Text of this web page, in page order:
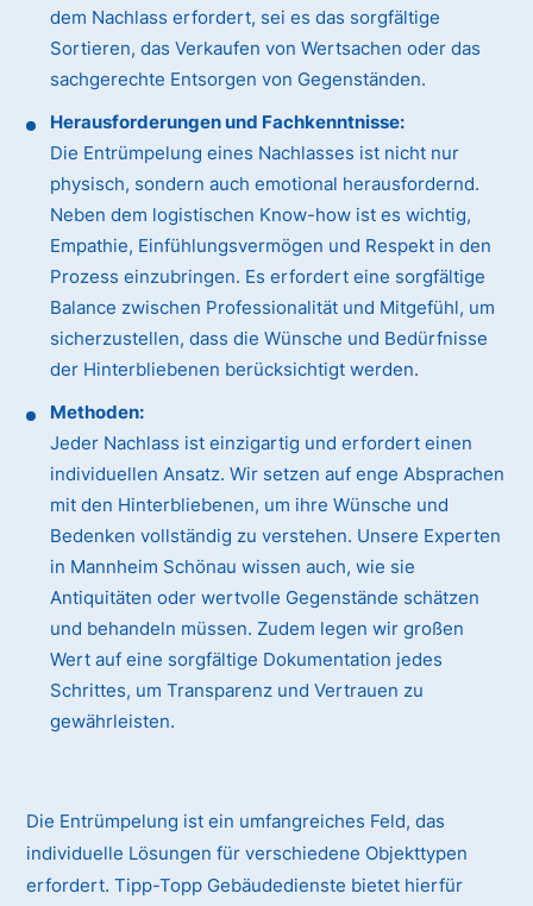
dem Nachlass erfordert, sei es das sorgfältige
Sortieren, das Verkaufen von Wertsachen oder das
sachgerechte Entsorgen von Gegenständen.
Herausforderungen und Fachkenntnisse:
Die Entrümpelung eines Nachlasses ist nicht nur
physisch, sondern auch emotional herausfordernd.
Neben dem logistischen Know-how ist es wichtig,
Empathie, Einfühlungsvermögen und Respekt in den
Prozess einzubringen. Es erfordert eine sorgfältige
Balance zwischen Professionalität und Mitgefühl, um
sicherzustellen, dass die Wünsche und Bedürfnisse
der Hinterbliebenen berücksichtigt werden.
Methoden:
Jeder Nachlass ist einzigartig und erfordert einen
individuellen Ansatz. Wir setzen auf enge Absprachen
mit den Hinterbliebenen, um ihre Wünsche und
Bedenken vollständig zu verstehen. Unsere Experten
in Mannheim Schönau wissen auch, wie sie
Antiquitäten oder wertvolle Gegenstände schätzen
und behandeln müssen. Zudem legen wir großen
Wert auf eine sorgfältige Dokumentation jedes
Schrittes, um Transparenz und Vertrauen zu
gewährleisten.
Die Entrümpelung ist ein umfangreiches Feld, das
individuelle Lösungen für verschiedene Objekttypen
erfordert. Tipp-Topp Gebäudedienste bietet hierfür